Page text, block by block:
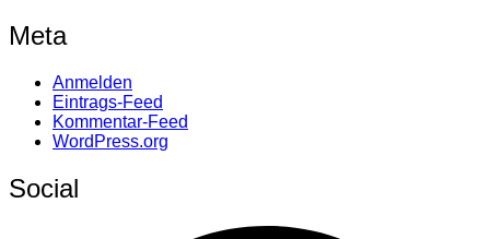
Meta
Anmelden
Eintrags-Feed
Kommentar-Feed
WordPress.org
Social